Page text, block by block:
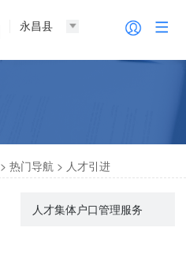
永昌县
>热门导航 > 人才引进
人才集体户口管理服务